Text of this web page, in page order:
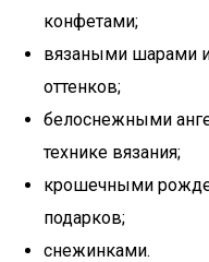
конфетами;
вязаными шарами
оттенков;
белоснежными
технике вязания;
крошечными
подарков;
снежинками.